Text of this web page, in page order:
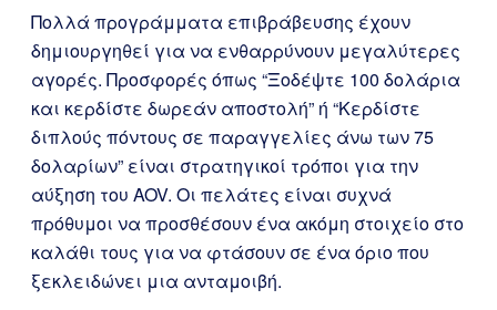
Πολλά προγράμματα επιβράβευσης έχουν
δημιουργηθεί για να ενθαρρύνουν μεγαλύτερες
αγορές. Προσφορές όπως “Ξοδέψτε 100 δολάρια
και κερδίστε δωρεάν αποστολή” ή “Κερδίστε
διπλούς πόντους σε παραγγελίες άνω των 75
δολαρίων” είναι στρατηγικοί τρόποι για την
αύξηση του AOV. Οι πελάτες είναι συχνά
πρόθυμοι να προσθέσουν ένα ακόμη στοιχείο στο
καλάθι τους για να φτάσουν σε ένα όριο που
ξεκλειδώνει μια ανταμοιβή.